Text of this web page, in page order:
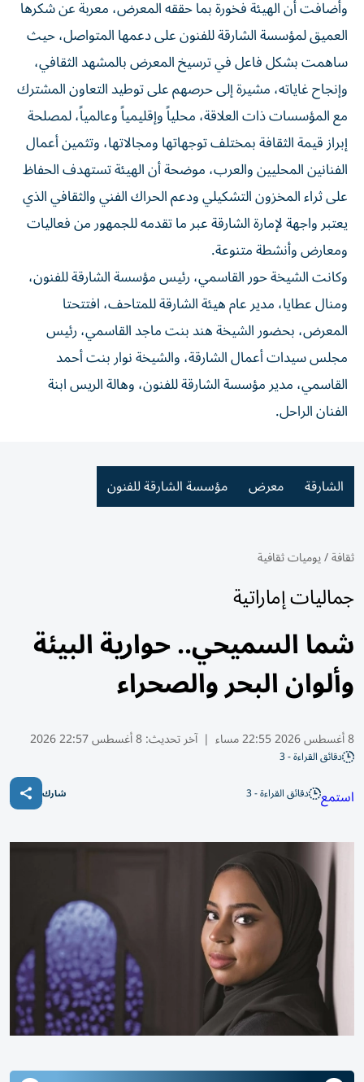
وأضافت أن الهيئة فخورة بما حققه المعرض، معربة عن شكرها
العميق لمؤسسة الشارقة للفنون على دعمها المتواصل، حيث
ساهمت بشكل فاعل في ترسيخ المعرض بالمشهد الثقافي،
وإنجاح غاياته، مشيرة إلى حرصهم على توطيد التعاون المشترك
مع المؤسسات ذات العلاقة، محلياً وإقليمياً وعالمياً، لمصلحة
إبراز قيمة الثقافة بمختلف توجهاتها ومجالاتها، وتثمين أعمال
الفنانين المحليين والعرب، موضحة أن الهيئة تستهدف الحفاظ
على ثراء المخزون التشكيلي ودعم الحراك الفني والثقافي الذي
يعتبر واجهة لإمارة الشارقة عبر ما تقدمه للجمهور من فعاليات
ومعارض وأنشطة متنوعة.
وكانت الشيخة حور القاسمي، رئيس مؤسسة الشارقة للفنون،
ومنال عطايا، مدير عام هيئة الشارقة للمتاحف، افتتحتا
المعرض، بحضور الشيخة هند بنت ماجد القاسمي، رئيس
مجلس سيدات أعمال الشارقة، والشيخة نوار بنت أحمد
القاسمي، مدير مؤسسة الشارقة للفنون، وهالة الريس ابنة
الفنان الراحل.
الشارقة معرض مؤسسة الشارقة للفنون
ثقافة/يوميات ثقافية
جماليات إماراتية
شما السميحي.. حوارية البيئة
وألوان البحر والصحراء
8 أغسطس 2026 22:55 مساء | آخر تحديث:8 أغسطس 22:57 2026
دقائق القراءة - 3
استمع دقائق القراءة - 3 شارك